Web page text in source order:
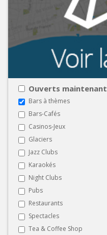
Ouverts maintenant
Bars à thèmes
Bars-Cafés
Casinos-Jeux
Glaciers
Jazz Clubs
Karaokés
Night Clubs
Pubs
Restaurants
Spectacles
Tea & Coffee Shop